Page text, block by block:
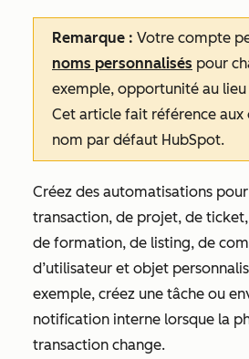
Remarque : Votre compte
noms personnalisés pour
exemple, opportunité au
Cet article fait référence aux
nom par défaut HubSpot.
Créez des automatisations
transaction, de projet, de
de formation, de listing, de
d’utilisateur et objet
exemple, créez une tâche ou
notification interne lorsque la
transaction change.